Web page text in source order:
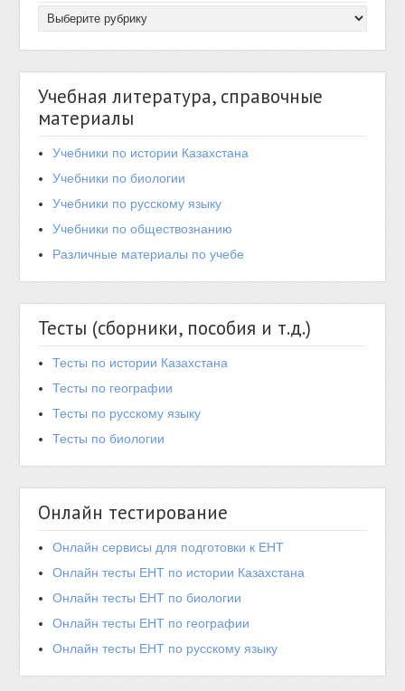
Учебная литература, справочные
материалы
Учебники по истории Казахстана
Учебники по биологии
Учебники по русскому языку
Учебники по обществознанию
Различные материалы по учебе
Тесты (сборники, пособия и т.д.)
Тесты по истории Казахстана
Тесты по географии
Тесты по русскому языку
Тесты по биологии
Онлайн тестирование
Онлайн сервисы для подготовки к ЕНТ
Онлайн тесты ЕНТ по истории Казахстана
Онлайн тесты ЕНТ по биологии
Онлайн тесты ЕНТ по географии
Онлайн тесты ЕНТ по русскому языку